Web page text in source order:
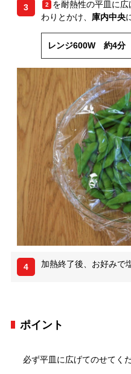
3 2
を耐熱性の平皿に
わりとかけ、 庫内中央
レンジ600W 約4分
4 加熱終了後、お好みで
ポイント
必ず平皿に広げてのせてくだ